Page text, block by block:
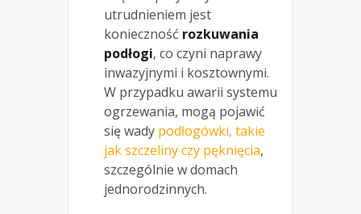
utrudnieniem jest
konieczność rozkuwania
podłogi, co czyni naprawy
inwazyjnymi i kosztownymi.
W przypadku awarii systemu
ogrzewania, mogą pojawić
się wady podłogówki, takie
jak szczeliny czy pęknięcia,
szczególnie w domach
jednorodzinnych.